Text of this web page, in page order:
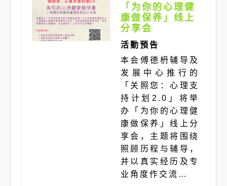
「为你的心理健
康做保养」线上
分享会
活動預告
本会傅德枬辅导及
发展中心推行的
「关照您：心理支
持计划2.0」将举
办「为你的心理健
康做保养」线上分
享会，主题将围绕
照顾历程与辅导，
并以真实经历及专
业角度作交流…